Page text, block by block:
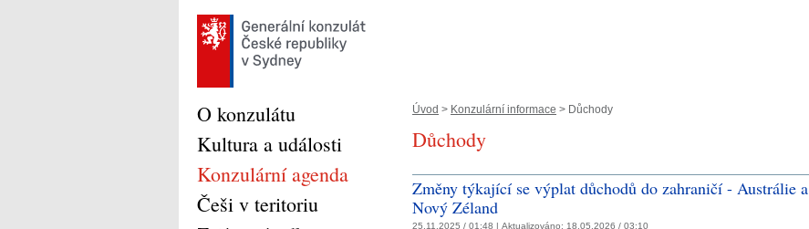
Úvod > Konzulární informace > Důchody
Důchody
Změny týkající se výplat důchodů do zahraničí - Austrálie a
Nový Zéland
25.11.2025 / 01:48 | Aktualizováno: 18.05.2026 / 03:10
O konzulátu
Kultura a události
Konzulární agenda
Češi v teritoriu